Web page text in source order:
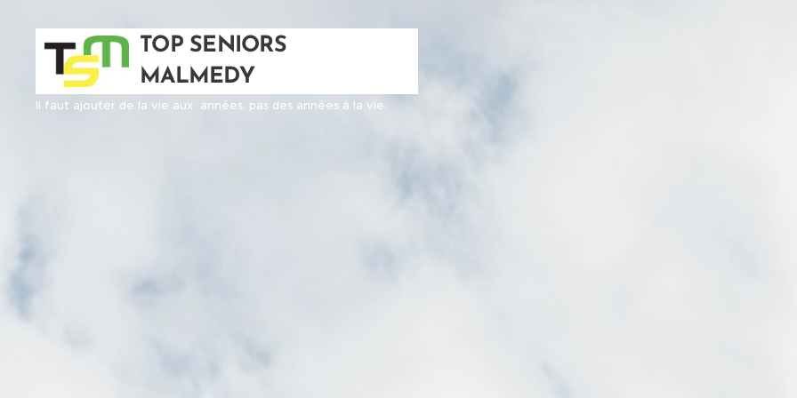
TOP SENIORS
MALMEDY
Il faut ajouter de la vie aux années, pas des années à la vie.